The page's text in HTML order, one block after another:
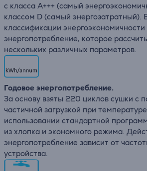
с класса A+++ (самый
классом D (самый энергозатратный).
классификации
энергопотребление, которое
нескольких различных параметров.
Годовое энергопотребление.
За основу взяты 220 циклов сушки с
частичной загрузкой при
использовании стандартной
из хлопка и экономного режима.
энергопотребление зависит от
устройства.